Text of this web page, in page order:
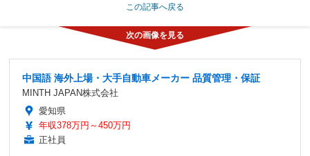
この記事へ戻る
中国語 海外上場・大手自動車メーカー 品質管理・保証
MINTH JAPAN株式会社
愛知県
年収378万円～450万円
正社員